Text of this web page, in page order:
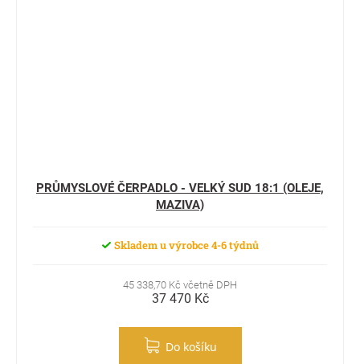
PRŮMYSLOVÉ ČERPADLO - VELKÝ SUD 18:1 (OLEJE,
MAZIVA)
Skladem u výrobce 4-6 týdnů
45 338,70 Kč včetně DPH
37 470 Kč
Do košíku